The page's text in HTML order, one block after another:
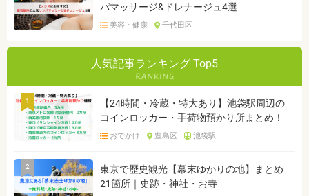
パマッサージ&ドレナージュ4選
美容・健康 千代田区
人気記事ランキング Top5
1
【24時間・冷蔵・特大あり】池袋駅周辺の
コインロッカー・手荷物預かり所まとめ！
おでかけ 豊島区 池袋駅
2
東京で歴史観光【幕末ゆかりの地】まとめ
21箇所｜史跡・神社・お寺